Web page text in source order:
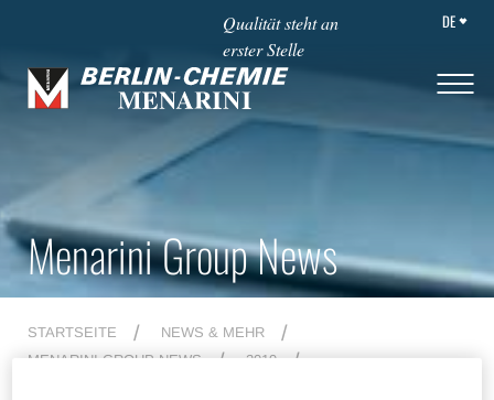
Qualität steht an
erster Stelle
DE
Menarini Group News
STARTSEITE
NEWS & MEHR
MENARINI GROUP NEWS
2019